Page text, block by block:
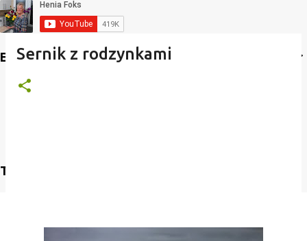
Etykiety
Translate
Sernik z rodzynkami